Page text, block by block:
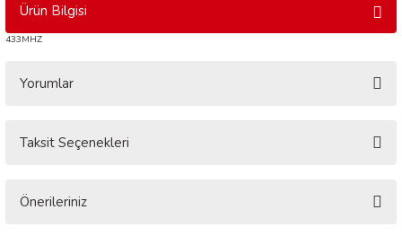
Ürün Bilgisi
433MHZ
Yorumlar
Bu ürüne ilk yorumu siz yapın!
Taksit Seçenekleri
Önerileriniz